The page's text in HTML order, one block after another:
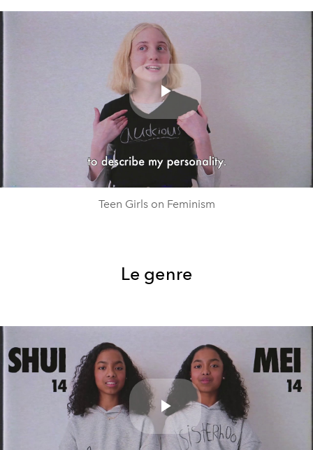
Play
Video
Teen Girls on Feminism
Le genre
Play